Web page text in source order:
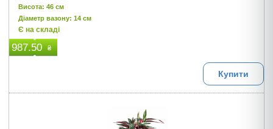
Висота: 46 см
Діаметр вазону: 14 см
Є на складі
987.50 ₴
Купити